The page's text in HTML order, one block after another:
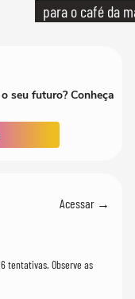
para o café da
seu futuro? Conheça
Acessar →
tentativas. Observe as